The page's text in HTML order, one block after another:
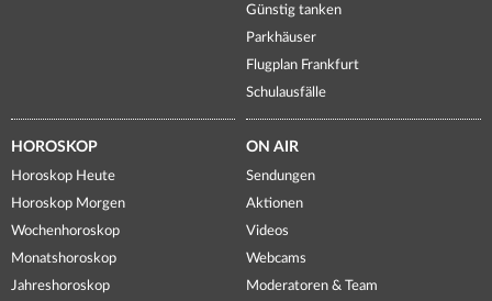
Günstig tanken
Parkhäuser
Flugplan Frankfurt
Schulausfälle
HOROSKOP
Horoskop Heute
Horoskop Morgen
Wochenhoroskop
Monatshoroskop
Jahreshoroskop
ON AIR
Sendungen
Aktionen
Videos
Webcams
Moderatoren & Team